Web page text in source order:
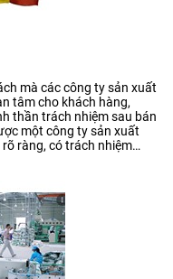
mà các công ty sản xuất
tâm cho khách hàng,
thần trách nhiệm sau bán
một công ty sản xuất
ràng, có trách nhiệm…